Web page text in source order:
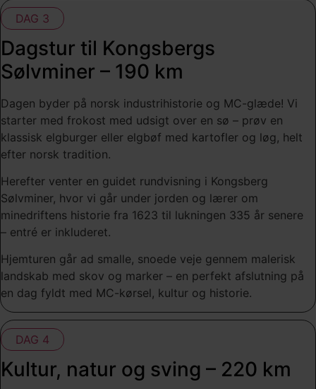
DAG 3
Dagstur til Kongsbergs
Sølvminer – 190 km
Dagen byder på norsk industrihistorie og MC-glæde! Vi
starter med frokost med udsigt over en sø – prøv en
klassisk elgburger eller elgbøf med kartofler og løg, helt
efter norsk tradition.
Herefter venter en guidet rundvisning i Kongsberg
Sølvminer, hvor vi går under jorden og lærer om
minedriftens historie fra 1623 til lukningen 335 år senere
– entré er inkluderet.
Hjemturen går ad smalle, snoede veje gennem malerisk
landskab med skov og marker – en perfekt afslutning på
en dag fyldt med MC-kørsel, kultur og historie.
DAG 4
Kultur, natur og sving – 220 km